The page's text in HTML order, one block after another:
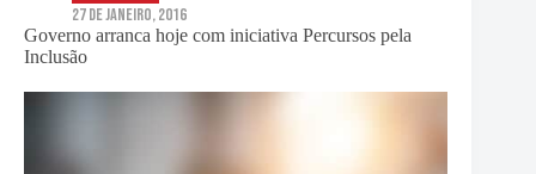
Governo arranca hoje com iniciativa Percursos pela
Inclusão
27 de Janeiro, 2016